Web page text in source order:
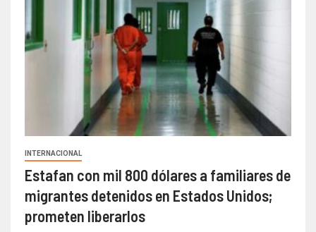
INTERNACIONAL
Estafan con mil 800 dólares a familiares de
migrantes detenidos en Estados Unidos;
prometen liberarlos